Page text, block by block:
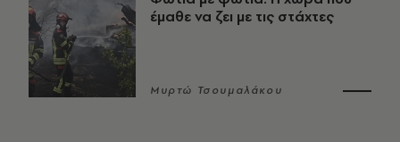
έμαθε να ζει με τις στάχτες
Μυρτώ Τσουμαλάκου